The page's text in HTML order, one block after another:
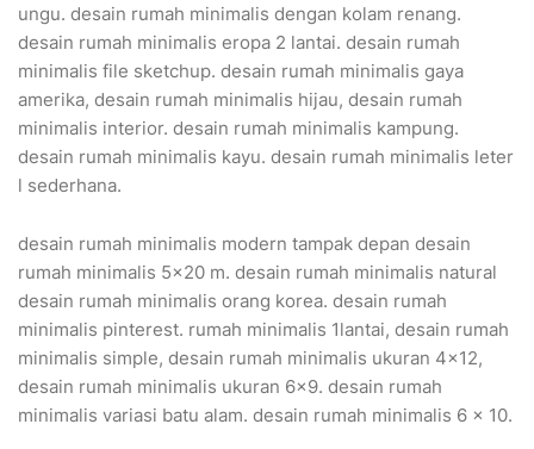
ungu. desain rumah minimalis dengan kolam renang.
desain rumah minimalis eropa 2 lantai. desain rumah
minimalis file sketchup. desain rumah minimalis gaya
amerika, desain rumah minimalis hijau, desain rumah
minimalis interior. desain rumah minimalis kampung.
desain rumah minimalis kayu. desain rumah minimalis leter
l sederhana.
desain rumah minimalis modern tampak depan desain
rumah minimalis 5×20 m. desain rumah minimalis natural
desain rumah minimalis orang korea. desain rumah
minimalis pinterest. rumah minimalis 1lantai, desain rumah
minimalis simple, desain rumah minimalis ukuran 4×12,
desain rumah minimalis ukuran 6×9. desain rumah
minimalis variasi batu alam. desain rumah minimalis 6 x 10.